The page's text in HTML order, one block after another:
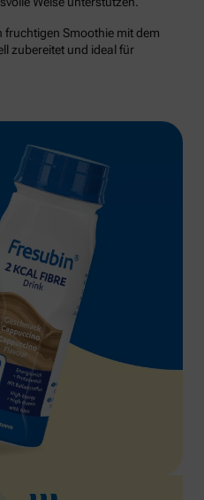
fruchtigen Smoothie mit dem
zubereitet und ideal für